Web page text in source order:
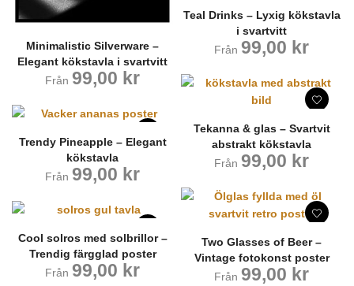
Minimalistic Silverware –
Elegant kökstavla i svartvitt
Från 99,00 kr
Teal Drinks – Lyxig kökstavla
i svartvitt
Från 99,00 kr
Tekanna & glas – Svartvit
abstrakt kökstavla
Från 99,00 kr
Trendy Pineapple – Elegant
kökstavla
Från 99,00 kr
Two Glasses of Beer –
Vintage fotokonst poster
Från 99,00 kr
Cool solros med solbrillor –
Trendig färgglad poster
Från 99,00 kr